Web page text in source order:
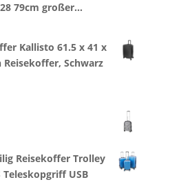
79cm großer…
Kallisto 61.5 x 41 x
Reisekoffer, Schwarz
Reisekoffer Trolley
USB